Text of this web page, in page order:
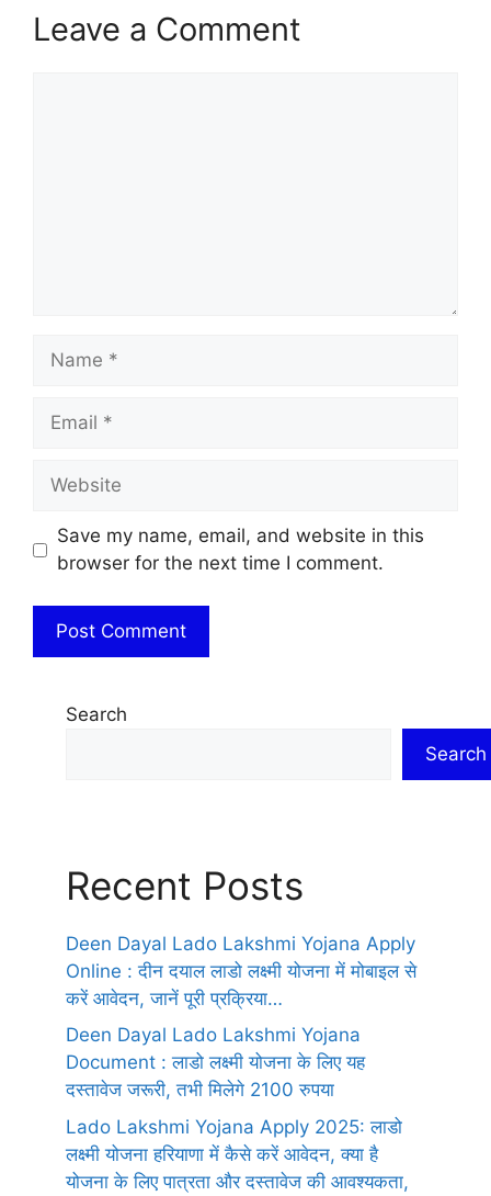
Leave a Comment
Name
Email
Website
Save my name, email, and website in this
browser for the next time I comment.
Search
Search
Recent Posts
Deen Dayal Lado Lakshmi Yojana Apply
Online : दीन दयाल लाडो लक्ष्मी योजना में मोबाइल से
करें आवेदन, जानें पूरी प्रक्रिया…
Deen Dayal Lado Lakshmi Yojana
Document : लाडो लक्ष्मी योजना के लिए यह
दस्तावेज जरूरी, तभी मिलेगे 2100 रुपया
Lado Lakshmi Yojana Apply 2025: लाडो
लक्ष्मी योजना हरियाणा में कैसे करें आवेदन, क्या है
योजना के लिए पात्रता और दस्तावेज की आवश्यकता,